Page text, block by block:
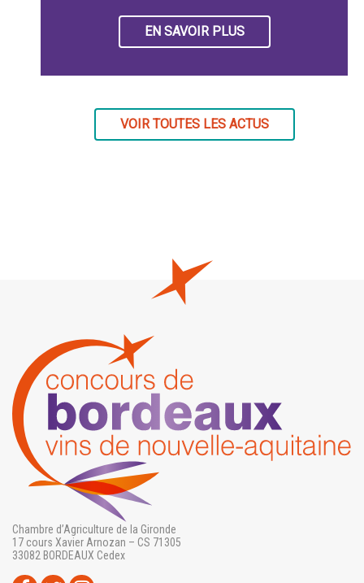
EN SAVOIR PLUS
VOIR TOUTES LES ACTUS
Chambre d’Agriculture de la Gironde
17 cours Xavier Arnozan – CS 71305
33082 BORDEAUX Cedex